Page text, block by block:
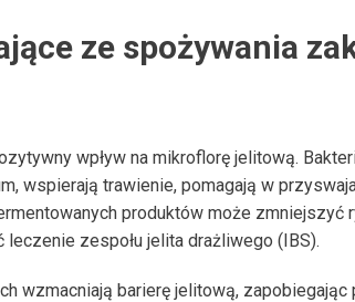
ze spożywania
wpływ na mikroflorę jelitową.
wspierają trawienie, pomagają w
produktów może zmniejszyć
zespołu jelita drażliwego (IBS).
wzmacniają barierę jelitową,